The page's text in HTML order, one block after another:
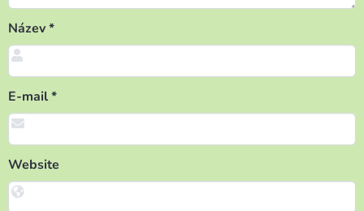
Název*
E-mail*
Website